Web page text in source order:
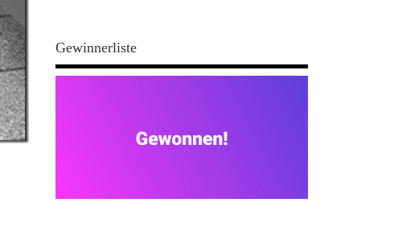
Gewinnerliste